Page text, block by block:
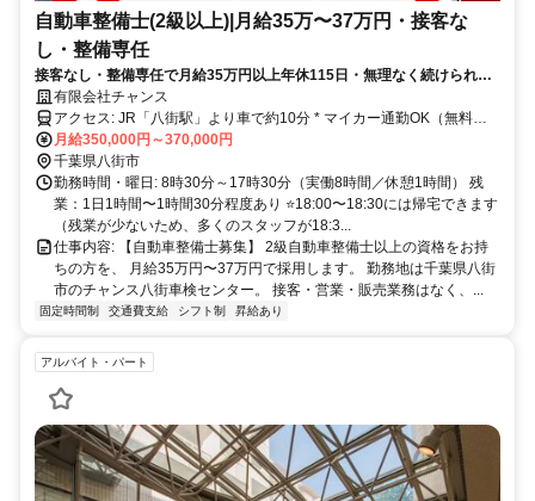
自動車整備士(2級以上)|月給35万〜37万円・接客な
し・整備専任
接客なし・整備専任で月給35万円以上年休115日・無理なく続けられる
整備士募集♪
有限会社チャンス
アクセス: JR「八街駅」より車で約10分 * マイカー通勤OK（無料駐
月給350,000円～370,000円
千葉県八街市
勤務時間・曜日: 8時30分～17時30分（実働8時間／休憩1時間） 残
業：1日1時間〜1時間30分程度あり ⭐️18:00〜18:30には帰宅できます
（残業が少ないため、多くのスタッフが18:3...
仕事内容: 【自動車整備士募集】 2級自動車整備士以上の資格をお持
ちの方を、 月給35万円〜37万円で採用します。 勤務地は千葉県八街
市のチャンス八街車検センター。 接客・営業・販売業務はなく、...
固定時間制 交通費支給 シフト制 昇給あり
アルバイト・パート